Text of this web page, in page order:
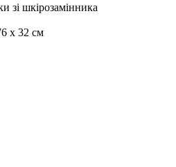
зі шкірозамінника
х 32 см